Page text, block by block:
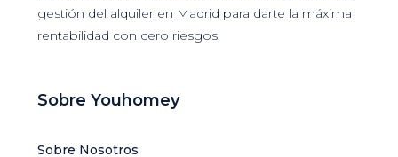
gestión del alquiler en Madrid para darte la máxima
rentabilidad con cero riesgos.
Sobre Youhomey
Sobre Nosotros